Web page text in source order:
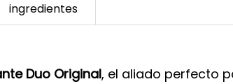
ingredientes
Duo Original, el aliado perfecto